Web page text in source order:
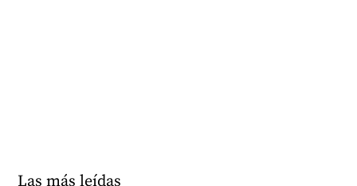
Las más leídas